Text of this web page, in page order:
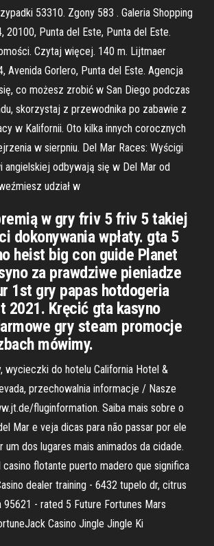
53310. Zgony 583 . Galeria Shopping
20100, Punta del Este, Punta del Este.
Czytaj więcej. 140 m. Lijtmaer
Avenida Gorlero, Punta del Este. Agencja
co możesz zrobić w San Diego podczas
skorzystaj z przewodnika po zabawie z
w Kalifornii. Oto kilka innych corocznych
w sierpniu. Del Mar Races: Wyścigi
angielskiej odbywają się w Del Mar od
udział w
w gry friv 5 friv 5 takiej
dokonywania wpłaty. gta 5
heist big con guide Planet
za prawdziwe pieniadze
1st gry papas hotdogeria
2021. Kręcić gta kasyno
gry steam promocje
mówimy.
wycieczki do hotelu California Hotel &
przechowalnia informacje / Nasze
fluginformation. Saiba mais sobre o
Mar e veja dicas para não passar por ele
um dos lugares mais animados da cidade.
flotante puerto madero que significa
dealer training - 6432 tupelo dr, citrus
95621 - rated 5 Future Fortunes Mars
Casino Jingle Jingle Ki